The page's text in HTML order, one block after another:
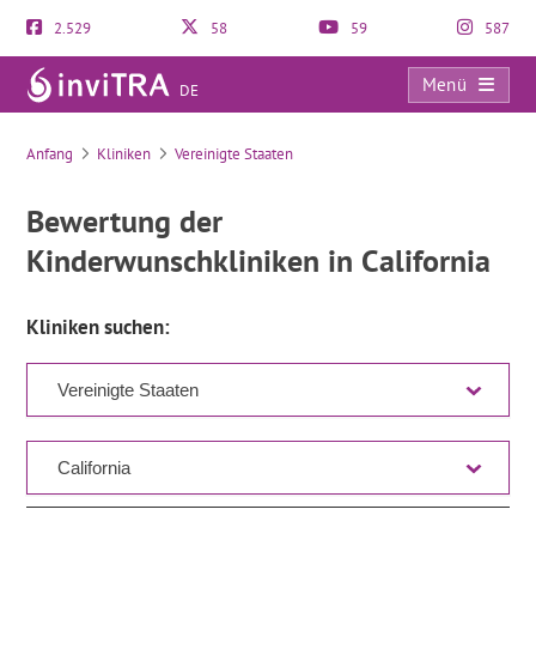
2.529 58 59 587
DE
Menü
Verzeichnis
Anfang Kliniken Vereinigte Staaten
Bewertung der
Kinderwunschkliniken in California
Kliniken suchen: